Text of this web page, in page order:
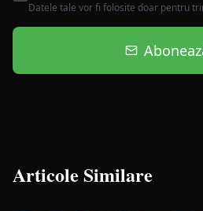
Datele tale vor fi folosite doar pentru
Articole Similare